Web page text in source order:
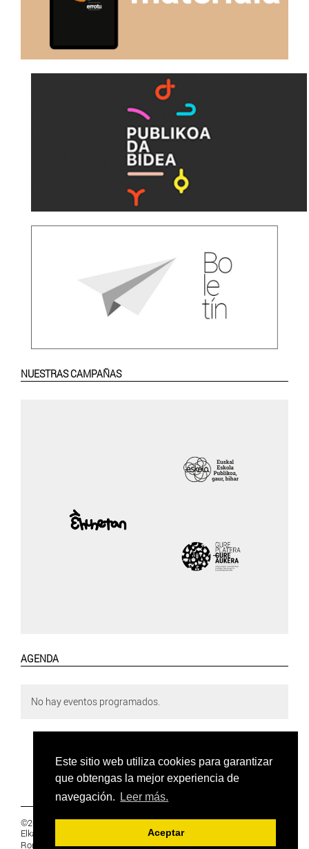
Este sitio web utiliza cookies para garantizar
que obtengas la mejor experiencia de
navegación.
Leer más.
Aceptar
NUESTRAS CAMPAÑAS
AGENDA
No hay eventos programados.
©2019 Euskal Herriko Ikasleen Gurasoen
Elkartea -
Ronda 27, 1 Ezk, 48005 Bilbao, Bizkaia